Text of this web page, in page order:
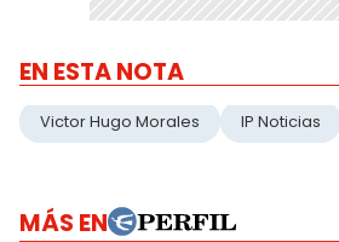
EN ESTA NOTA
Victor Hugo Morales IP Noticias
MÁS EN